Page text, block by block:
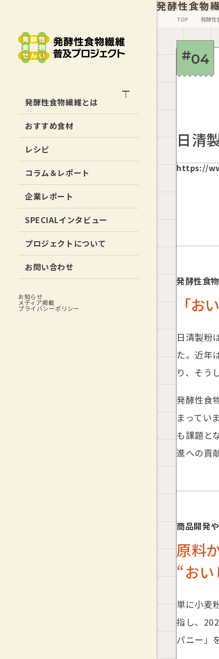
発酵性食物繊維とは
腸活の新常識「発酵性食物繊維」と
発酵性食物繊維で
アンチエイジング！
そもそも食物繊維って？
腸活の変遷と腸活最新研究
おすすめ食材
レシピ
コラム＆レポート
企業レポート
SPECIALインタビュー
プロジェクトについて
お問い合わせ
お知らせ
メディア掲載
プライバシーポリシー
発酵性食物
TOP 発酵性
04
日清
https://
発酵性食
「お
日清製粉
た。近年
り、そう
発酵性食
まってい
も課題と
進への貢
商品開発
原料
“お
単に小麦
指し、
パニー」